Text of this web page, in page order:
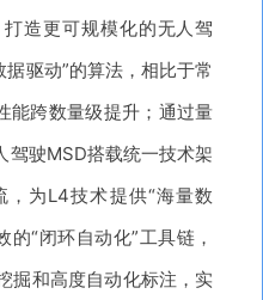
造更可规模化的无人驾
据驱动”的算法，相比于常
能跨数量级提升； 通过量
驶MSD搭载统一技术架
为L4技术提供“海量数
的“闭环自动化”工具链，
掘和高度自动化标注，实